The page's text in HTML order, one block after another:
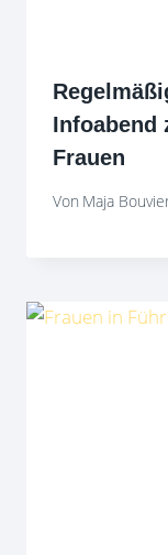
Infoabend
Frauen
Von Maja